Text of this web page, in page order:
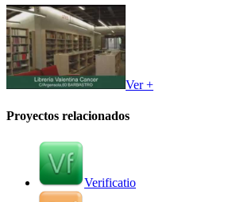
Ver +
Proyectos relacionados
Verificatio